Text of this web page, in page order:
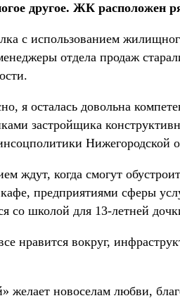
другое. ЖК расположен
с использованием
отдела продаж
я осталась довольна
застройщика
Нижегородской
ждут, когда смогут
кафе, предприятиями сферы
со школой для 13-летней
нравится вокруг,
новоселам любви,